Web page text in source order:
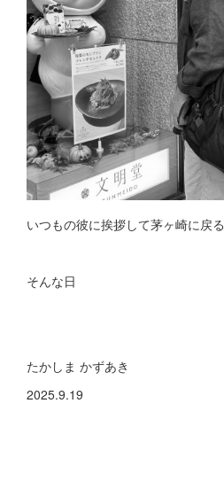
いつもの彼に挨拶して茅ヶ崎に戻る
そんな日
たかしま かずあき
2025.9.19